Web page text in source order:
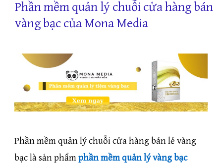
Phần mềm quản lý chuỗi cửa hàng bán
vàng bạc của Mona Media
Phần mềm quản lý chuỗi cửa hàng bán lẻ vàng
bạc là sản phẩm phần mềm quản lý vàng bạc